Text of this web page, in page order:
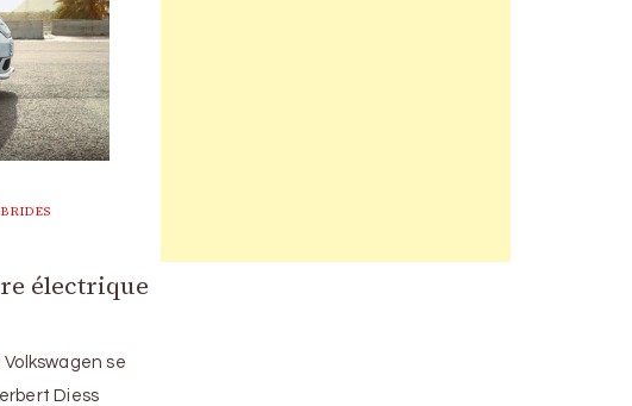
électrique
se
Diess